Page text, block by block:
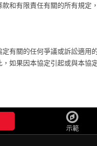
和有限責任有關的所有規定
定有關的任何爭議或訴訟適
，如果因本協定引起或與本
示範